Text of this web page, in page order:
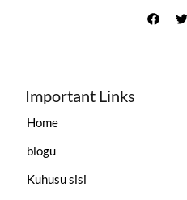
Important Links
Home
blogu
Kuhusu sisi